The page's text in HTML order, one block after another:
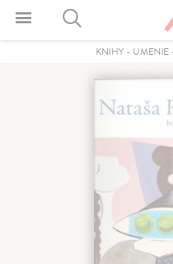
KNIHY- UMENIE